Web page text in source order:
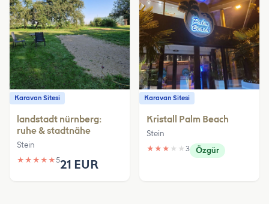
Karavan Sitesi
landstadt nürnberg:
ruhe & stadtnähe
Stein
★ ★ ★ ★ ★521 EUR
Karavan Sitesi
Kristall Palm Beach
Stein
★ ★ ★ ★ ★ 3 Özgür